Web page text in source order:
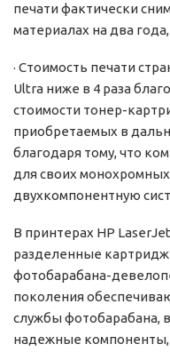
печати фактически
материалах на два
· Стоимость печати
Ultra ниже в 4 раза
стоимости тонер-
приобретаемых в
благодаря тому, что
для своих
двухкомпонентную
В принтерах HP
разделенные
фотобарабана-
поколения
службы фотобарабана,
надежные